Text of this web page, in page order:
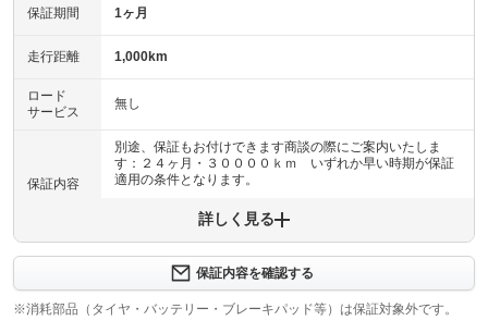
保証期間 1ヶ月
走行距離 1,000km
ロード
サービス
無し
保証内容
別途、保証もお付けできます商談の際にご案内いたしま
す：２４ヶ月・３００００ｋｍ いずれか早い時期が保証
適用の条件となります。
保証内容について問い合わせる
保証項目 -
修理回数 -
詳しく見る
保証内容を確認する
※消耗部品（タイヤ・バッテリー・ブレーキパッド等）は保証対象外です。